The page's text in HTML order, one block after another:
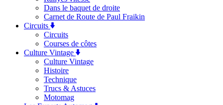
Dans le baquet de droite
Carnet de Route de Paul Fraikin
Circuits
Circuits
Courses de côtes
Culture Vintage
Culture Vintage
Histoire
Technique
Trucs & Astuces
Motomag